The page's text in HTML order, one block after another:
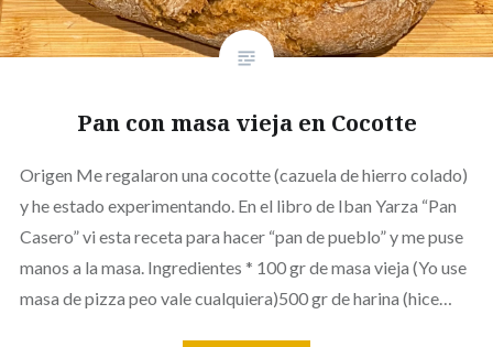
Pan con masa vieja en Cocotte
Origen Me regalaron una cocotte (cazuela de hierro colado)
y he estado experimentando. En el libro de Iban Yarza “Pan
Casero” vi esta receta para hacer “pan de pueblo” y me puse
manos a la masa. Ingredientes * 100 gr de masa vieja (Yo use
masa de pizza peo vale cualquiera)500 gr de harina (hice…